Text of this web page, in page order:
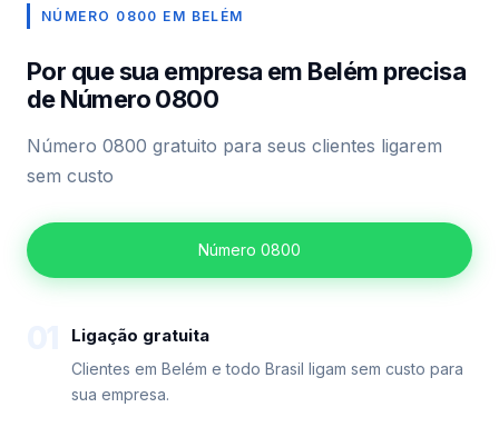
NÚMERO 0800 EM BELÉM
Por que sua empresa em Belém precisa
de Número 0800
Número 0800 gratuito para seus clientes ligarem
sem custo
Número 0800
Ligação gratuita
Clientes em Belém e todo Brasil ligam sem custo para
sua empresa.